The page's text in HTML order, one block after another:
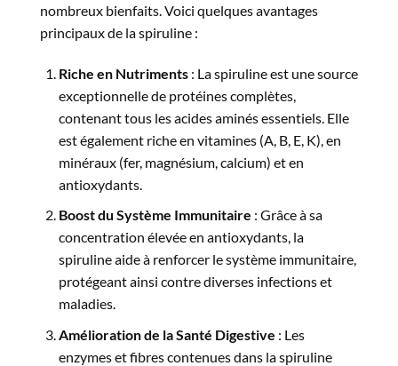
nombreux bienfaits. Voici quelques avantages
principaux de laspiruline :
Riche en Nutriments: La spiruline est une source
exceptionnelle de protéines complètes,
contenant tous les acides aminés essentiels. Elle
est également riche en vitamines (A, B, E, K), en
minéraux (fer, magnésium, calcium) et en
antioxydants.
Boost du Système Immunitaire : Grâce à sa
concentration élevée en antioxydants, la
spiruline aide à renforcer le système immunitaire,
protégeant ainsi contre diverses infections et
maladies.
Amélioration de la Santé Digestive : Les
enzymes et fibres contenues dans la spiruline